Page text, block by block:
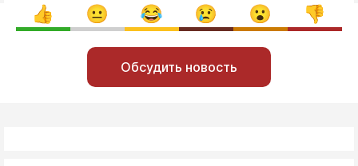
Обсудить новость